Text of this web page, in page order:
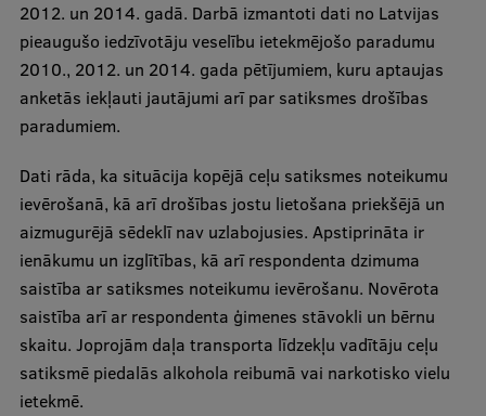
Par RSU
Studentu dzīve
Fakultātes
Mūsu cilvēki
Stratēģija
Struktūra
Vēsture un tradīcijas
Identitāte
2012. un 2014. gadā. Darbā izmantoti dati no Latvijas
pieaugušo iedzīvotāju veselību ietekmējošo paradumu
2010., 2012. un 2014. gada pētījumiem, kuru aptaujas
anketās iekļauti jautājumi arī par satiksmes drošības
paradumiem.
Dati rāda, ka situācija kopējā ceļu satiksmes noteikumu
ievērošanā, kā arī drošības jostu lietošana priekšējā un
aizmugurējā sēdeklī nav uzlabojusies. Apstiprināta ir
ienākumu un izglītības, kā arī respondenta dzimuma
saistība ar satiksmes noteikumu ievērošanu. Novērota
saistība arī ar respondenta ģimenes stāvokli un bērnu
skaitu. Joprojām daļa transporta līdzekļu vadītāju ceļu
satiksmē piedalās alkohola reibumā vai narkotisko vielu
ietekmē.